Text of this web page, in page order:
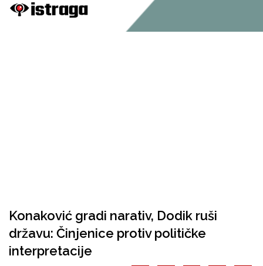
Konaković gradi narativ, Dodik ruši
državu: Činjenice protiv političke
interpretacije